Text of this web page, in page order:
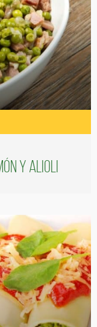
y alioli